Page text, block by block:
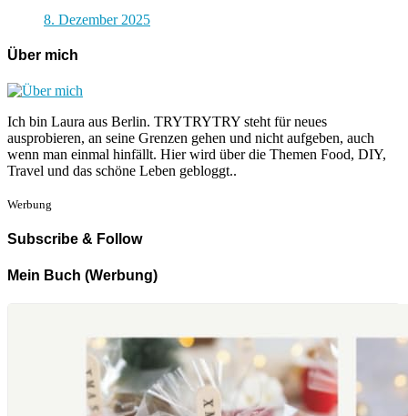
8. Dezember 2025
Über mich
Ich bin Laura aus Berlin. TRYTRYTRY steht für neues
ausprobieren, an seine Grenzen gehen und nicht aufgeben, auch
wenn man einmal hinfällt. Hier wird über die Themen Food, DIY,
Travel und das schöne Leben gebloggt..
Werbung
Subscribe & Follow
Mein Buch (Werbung)